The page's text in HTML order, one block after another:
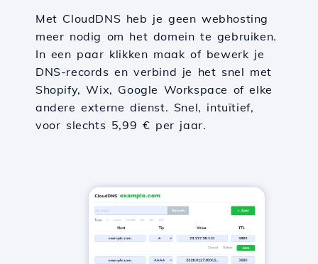
Met CloudDNS heb je geen webhosting
meer nodig om het domein te gebruiken.
In een paar klikken maak of bewerk je
DNS-records en verbind je het snel met
Shopify, Wix, Google Workspace of elke
andere externe dienst. Snel, intuïtief,
voor slechts 5,99 € per jaar.